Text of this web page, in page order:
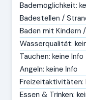
Bademöglichkeit:
Badestellen /
Baden mit Kindern
Wasserqualität:
Tauchen: keine Info
Angeln: keine Info
Freizeitaktivitäten:
Essen & Trinken: